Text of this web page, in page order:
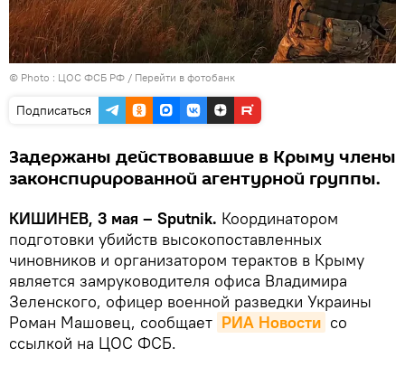
© Photo : ЦОС ФСБ РФ / Перейти в фотобанк
Подписаться
Задержаны действовавшие в Крыму члены
законспирированной агентурной группы.
КИШИНЕВ, 3 мая – Sputnik. Координатором
подготовки убийств высокопоставленных
чиновников и организатором терактов в Крыму
является замруководителя офиса Владимира
Зеленского, офицер военной разведки Украины
Роман Машовец, сообщает РИА Новости со
ссылкой на ЦОС ФСБ.